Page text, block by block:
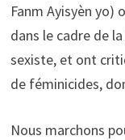
Fanm Ayisyèn yo)
dans le cadre de
sexiste, et ont
de féminicides,
Nous marchons